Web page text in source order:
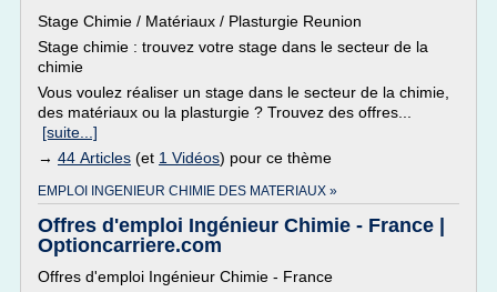
Stage Chimie / Matériaux / Plasturgie Reunion
Stage chimie : trouvez votre stage dans le secteur de la
chimie
Vous voulez réaliser un stage dans le secteur de la chimie,
des matériaux ou la plasturgie ? Trouvez des offres...
[suite...]
→ 44 Articles (et 1 Vidéos) pour ce thème
EMPLOI INGENIEUR CHIMIE DES MATERIAUX »
Offres d'emploi Ingénieur Chimie - France |
Optioncarriere.com
Offres d'emploi Ingénieur Chimie - France